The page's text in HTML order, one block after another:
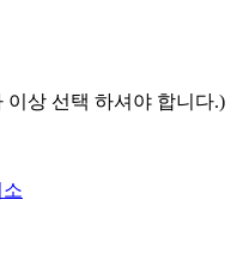
이상 선택 하셔야 합니다.)
소